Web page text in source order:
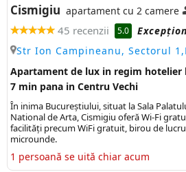
Cismigiu apartament cu 2 camere
45 recenzii 5.0
Str Ion Campineanu, Sectorul
Apartament de lux in regim hotelier
7 min pana in Centru Vechi
În inima Bucureștiului, situat la Sala
National de Arta, Cismigiu oferă Wi-Fi
facilități precum WiFi gratuit, birou de
microunde.
1 persoană se uită chiar acum